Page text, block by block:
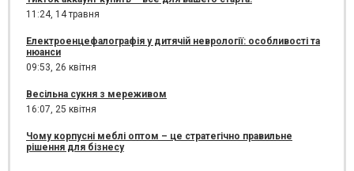
11:24, 14 травня
Електроенцефалографія у дитячій неврології: особливості та
нюанси
09:53, 26 квітня
Весільна сукня з мереживом
16:07, 25 квітня
Чому корпусні меблі оптом – це стратегічно правильне
рішення для бізнесу